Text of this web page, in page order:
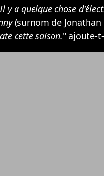
Il y a quelque chose
(surnom de Jonathan
cette saison." ajoute-